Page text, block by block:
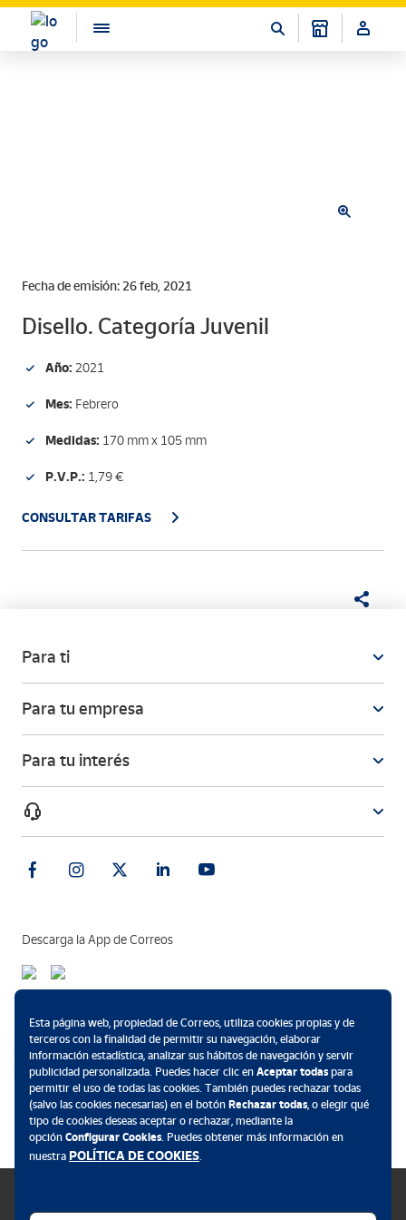
Fecha de emisión: 26 feb, 2021
Disello. Categoría Juvenil
Año: 2021
Mes: Febrero
Medidas: 170 mm x 105 mm
P.V.P.: 1,79 €
CONSULTAR TARIFAS
Para ti
Para tu empresa
Para tu interés
Descarga la App de Correos
Esta página web, propiedad de Correos, utiliza cookies propias y de
terceros con la finalidad de permitir su navegación, elaborar
información estadística, analizar sus hábitos de navegación y servir
publicidad personalizada. Puedes hacer clic en Aceptar todaspara
permitir el uso de todas las cookies. También puedes rechazar todas
(salvo las cookies necesarias) en el botón Rechazar todas, o elegir qué
tipo de cookies deseas aceptar o rechazar, mediante la
opción Configurar Cookies. Puedes obtener más información en
nuestra POLÍTICA DE COOKIES.